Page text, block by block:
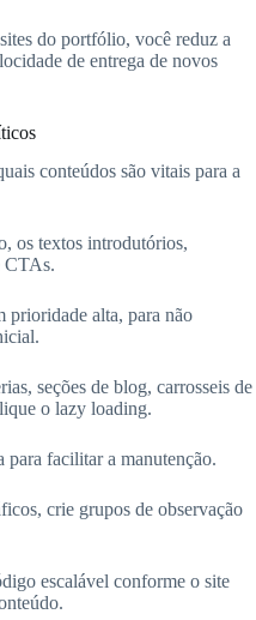
do portfólio, você reduz a
de entrega de novos
conteúdos são vitais para a
os textos introdutórios,
CTAs.
prioridade alta, para não
seções de blog, carrosseis de
o lazy loading.
facilitar a manutenção.
crie grupos de observação
escalável conforme o site